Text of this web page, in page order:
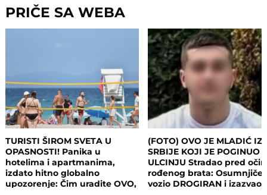
PRIČE SA WEBA
TURISTI ŠIROM SVETA U
OPASNOSTI! Panika u
hotelima i apartmanima,
izdato hitno globalno
upozorenje: Čim uradite OVO,
(FOTO) OVO JE MLADIĆ IZ
SRBIJE KOJI JE POGINUO
ULCINJU Stradao pred
rođenog brata:
vozio DROGIRAN i izazvao